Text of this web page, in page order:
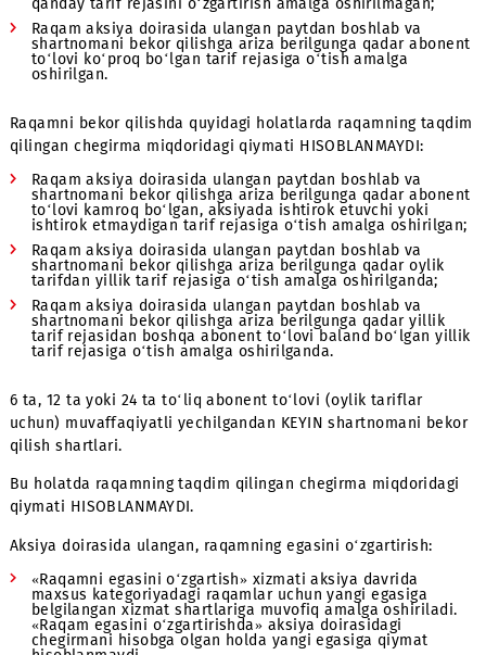
3 - misol: Abonent 10-dekabrda Bronze raqamini
Xotirjam 60 tarifiga uladi. 5-fevralda (abonent
marta muvaffaqiyatli yechilishidan oldin) Corporate
80 tarifiga o‘tmoqda. Bu holatda, raqamning narxi taqdim
etilgan chegirma miqdorida hisoblanmaydi, chunki
Xotirjam 80 tarifining abonent to‘lovi Corporate Xotirjam
6 ta, 12 ta yoki 24 ta to‘liq oylik abonent to‘lovi
yechilgandan KEYIN tarif rejasini o‘zgartirishning
Bu holatda har qanday tarif o‘zgartirilishida raqamning
qilingan chegirma miqdoridagi qiymati hisoblanmaydi.
Tarifni o‘zgartirish uchun abonent balansida o‘tish
narxiga teng miqdordagi mablag‘ bo‘lishi zarur.
6 ta, 12 ta yoki 24 ta to‘liq oylik abonent to‘lovi
Shartnomani bekor qilishda quyidagi holatlarda
Raqam aksiya doirasida ulangan paytdan boshlab va
shartnomani bekor qilishga ariza berilgunga qadar
qanday tarif rejasini o‘zgartirish amalga oshirilmagan;
Raqam aksiya doirasida ulangan paytdan boshlab va
shartnomani bekor qilishga ariza berilgunga qadar